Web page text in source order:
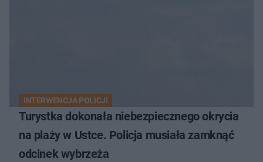
INTERWENCJA POLICJI
Turystka dokonała niebezpiecznego okrycia
na plaży w Ustce. Policja musiała zamknąć
odcinek wybrzeża